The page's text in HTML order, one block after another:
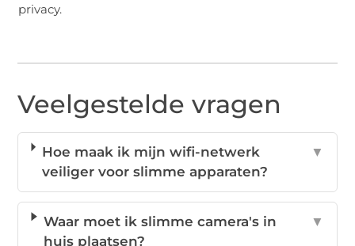
privacy.
Veelgestelde vragen
Hoe maak ik mijn wifi-netwerk
veiliger voor slimme apparaten?
▼
Waar moet ik slimme camera's in
huis plaatsen?
▼